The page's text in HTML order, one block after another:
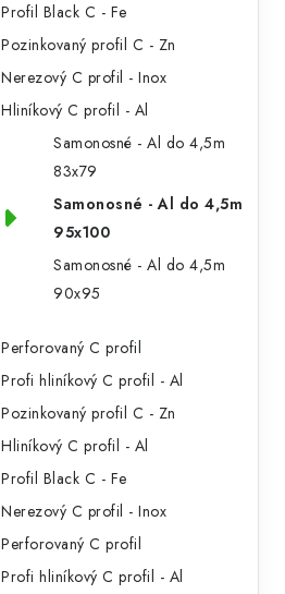
Profil Black C - Fe
Pozinkovaný profil C - Zn
Nerezový C profil - Inox
Hliníkový C profil - Al
Samonosné - Al do 4,5m
83x79
Samonosné - Al do 4,5m
95x100
Samonosné - Al do 4,5m
90x95
Perforovaný C profil
Profi hliníkový C profil - Al
Pozinkovaný profil C - Zn
Hliníkový C profil - Al
Profil Black C - Fe
Nerezový C profil - Inox
Perforovaný C profil
Profi hliníkový C profil - Al